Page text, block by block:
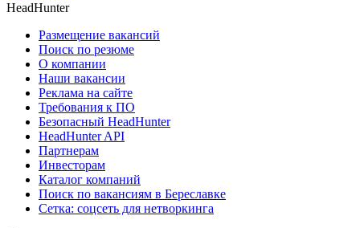
HeadHunter
Размещение вакансий
Поиск по резюме
О компании
Наши вакансии
Реклама на сайте
Требования к ПО
Безопасный HeadHunter
HeadHunter API
Партнерам
Инвесторам
Каталог компаний
Поиск по вакансиям в Береславке
Сетка: соцсеть для нетворкинга